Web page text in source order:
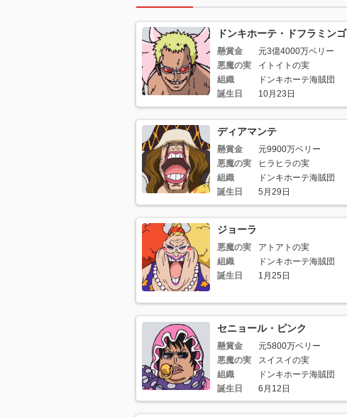
ドンキホーテ・ドフラミンゴ
懸賞金
元3億4000万ベリー
悪魔の実
イトイトの実
組織
ドンキホーテ海賊団
誕生日
10月23日
ディアマンテ
懸賞金
元9900万ベリー
悪魔の実
ヒラヒラの実
組織
ドンキホーテ海賊団
誕生日
5月29日
ジョーラ
悪魔の実
アトアトの実
組織
ドンキホーテ海賊団
誕生日
1月25日
セニョール・ピンク
懸賞金
元5800万ベリー
悪魔の実
スイスイの実
組織
ドンキホーテ海賊団
誕生日
6月12日